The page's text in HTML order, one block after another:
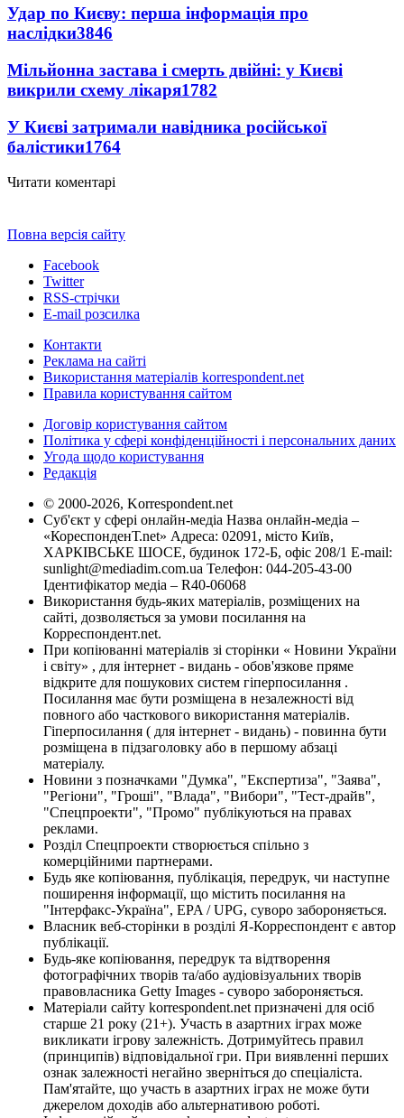
Удар по Києву: перша інформація про
наслідки3846
Мільйонна застава і смерть двійні: у Києві
викрили схему лікаря1782
У Києві затримали навідника російської
балістики1764
Читати коментарі
Повна версія сайту
Facebook
Twitter
RSS-стрічки
E-mail розсилка
Контакти
Реклама на сайті
Використання матеріалів korrespondent.net
Правила користування сайтом
Договір користування сайтом
Політика у сфері конфіденційності і персональних даних
Угода щодо користування
Редакція
© 2000-2026, Korrespondent.net
Суб'єкт у сфері онлайн-медіа Назва онлайн-медіа –
«КореспонденТ.net» Адреса: 02091, місто Київ,
ХАРКІВСЬКЕ ШОСЕ, будинок 172-Б, офіс 208/1 E-mail:
sunlight@mediadim.com.ua Телефон: 044-205-43-00
Ідентифікатор медіа – R40-06068
Використання будь-яких матеріалів, розміщених на
сайті, дозволяється за умови посилання на
Корреспондент.net.
При копіюванні матеріалів зі сторінки « Новини України
і світу» , для інтернет - видань - обов'язкове пряме
відкрите для пошукових систем гіперпосилання .
Посилання має бути розміщена в незалежності від
повного або часткового використання матеріалів.
Гіперпосилання ( для інтернет - видань) - повинна бути
розміщена в підзаголовку або в першому абзаці
матеріалу.
Новини з позначками "Думка", "Експертиза", "Заява",
"Регіони", "Гроші", "Влада", "Вибори", "Тест-драйв",
"Спецпроекти", "Промо" публікуються на правах
реклами.
Розділ Спецпроекти створюється спільно з
комерційними партнерами.
Будь яке копіювання, публікація, передрук, чи наступне
поширення інформації, що містить посилання на
"Інтерфакс-Україна", EPA / UPG, суворо забороняється.
Власник веб-сторінки в розділі Я-Корреспондент є автор
публікації.
Будь-яке копіювання, передрук та відтворення
фотографічних творів та/або аудіовізуальних творів
правовласника Getty Images - суворо забороняється.
Матеріали сайту korrespondent.net призначені для осіб
старше 21 року (21+). Участь в азартних іграх може
викликати ігрову залежність. Дотримуйтесь правил
(принципів) відповідальної гри. При виявленні перших
ознак залежності негайно зверніться до спеціаліста.
Пам'ятайте, що участь в азартних іграх не може бути
джерелом доходів або альтернативою роботі.